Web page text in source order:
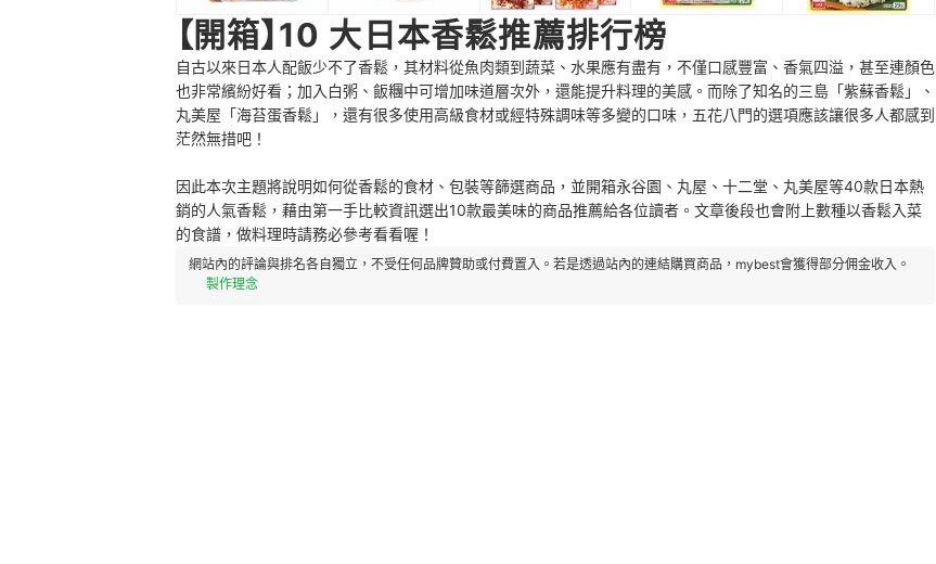
【開箱】10 大日本香鬆推薦排行榜
自古以來日本人配飯少不了香鬆，其材料從魚肉類到蔬菜、水果應有盡有，不僅口感豐富、香氣四溢，甚至連顏色
也非常繽紛好看；加入白粥、飯糰中可增加味道層次外，還能提升料理的美感。而除了知名的三島「紫蘇香鬆」、
丸美屋「海苔蛋香鬆」，還有很多使用高級食材或經特殊調味等多變的口味，五花八門的選項應該讓很多人都感到
茫然無措吧！
因此本次主題將說明如何從香鬆的食材、包裝等篩選商品，並開箱永谷園、丸屋、十二堂、丸美屋等40款日本熱
銷的人氣香鬆，藉由第一手比較資訊選出10款最美味的商品推薦給各位讀者。文章後段也會附上數種以香鬆入菜
的食譜，做料理時請務必參考看看喔！
網站內的評論與排名各自獨立，不受任何品牌贊助或付費置入。若是透過站內的連結購買商品，mybest會獲得部分佣金收入。
製作理念